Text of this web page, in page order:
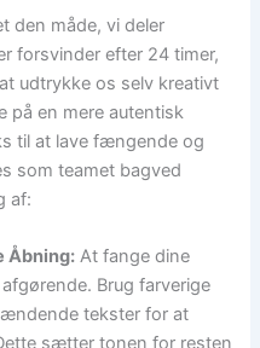
den måde, vi deler
forsvinder efter 24 timer,
udtrykke os selv kreativt
på en mere autentisk
til at lave fængende og
som teamet bagved
af:
Åbning: At fange dine
Brug farverige
tekster for at
sætter tonen for resten